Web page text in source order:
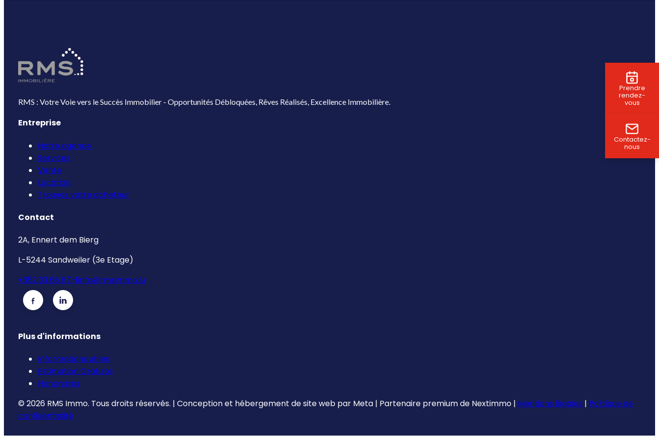
Prendre
rendez-
vous
Contactez-
nous
RMS : Votre Voie vers le Succès Immobilier - Opportunités Débloquées, Rêves Réalisés, Excellence Immobilière.
Entreprise
Notre agence
Services
Vente
Location
Trouvez votre acheteur
Contact
2A, Ennert dem Bierg
L-5244 Sandweiler (3e Etage)
+352 33 66 67-1info@rmsimmo.lu
Plus d'informations
Informations utiles
Estimation Gratuite
Honoraires
© 2026 RMS Immo. Tous droits réservés. | Conception et hébergement de site web par Meta | Partenaire premium de Nextimmo | Mentions légales | Politique de
confidentialité